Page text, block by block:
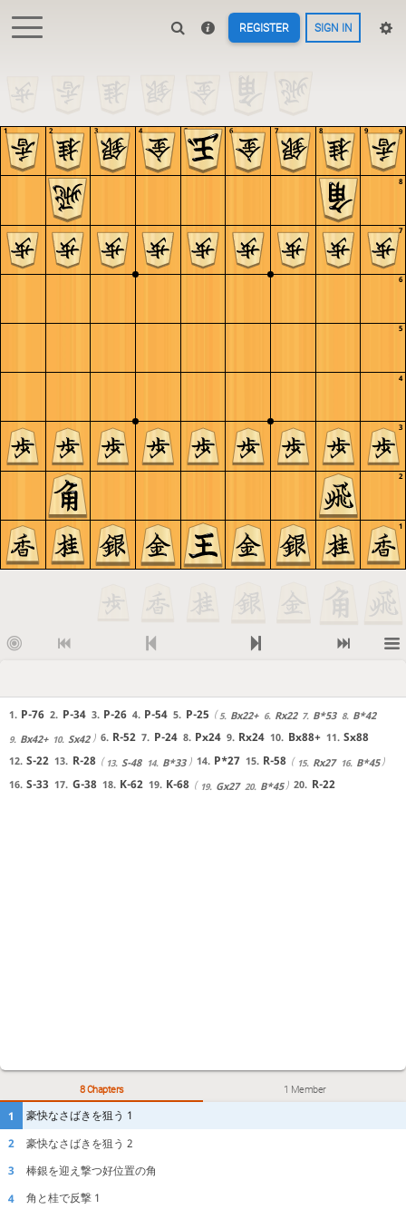
REGISTER SIGN IN
9
8
7
6
5
4
3
2
1
9
8
7
6
5
4
3
2
1
1. P-76 2. P-34 3. P-26 4. P-54 5. P-25 5. Bx22+ 6. Rx22 7. B*53 8. B*42
9. Bx42+ 10. Sx42 6. R-52 7. P-24 8. Px24 9. Rx24 10. Bx88+ 11. Sx88
12. S-22 13. R-28 13. S-48 14. B*33 14. P*27 15. R-58 15. Rx27 16. B*45
16. S-33 17. G-38 18. K-62 19. K-68 19. Gx27 20. B*45 20. R-22
8 Chapters 1 Member
1
豪快なさばきを狙う 1
2
豪快なさばきを狙う 2
3
棒銀を迎え撃つ好位置の角
4
角と桂で反撃 1